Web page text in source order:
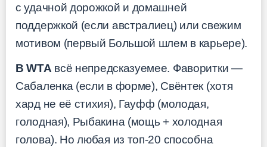
с удачной дорожкой и домашней
поддержкой (если австралиец) или свежим
мотивом (первый Большой шлем в карьере).
В WTA всё непредсказуемее. Фаворитки —
Сабаленка (если в форме), Свёнтек (хотя
хард не её стихия), Гауфф (молодая,
голодная), Рыбакина (мощь + холодная
голова). Но любая из топ-20 способна